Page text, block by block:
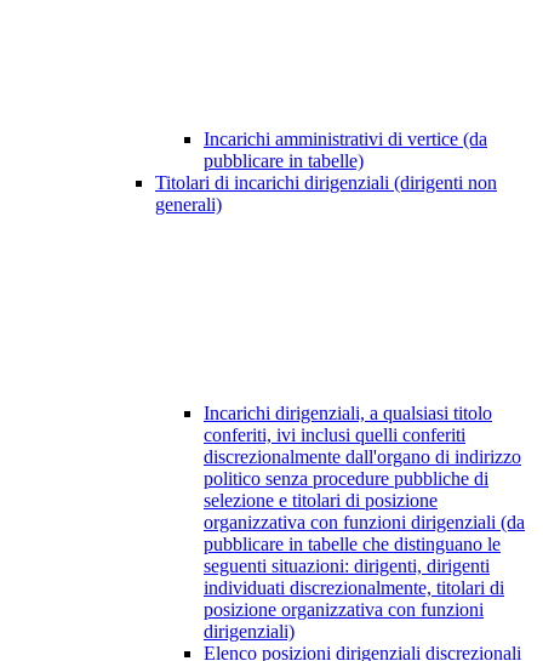
Incarichi amministrativi di vertice (da
pubblicare in tabelle)
Titolari di incarichi dirigenziali (dirigenti non
generali)
Incarichi dirigenziali, a qualsiasi titolo
conferiti, ivi inclusi quelli conferiti
discrezionalmente dall'organo di indirizzo
politico senza procedure pubbliche di
selezione e titolari di posizione
organizzativa con funzioni dirigenziali (da
pubblicare in tabelle che distinguano le
seguenti situazioni: dirigenti, dirigenti
individuati discrezionalmente, titolari di
posizione organizzativa con funzioni
dirigenziali)
Elenco posizioni dirigenziali discrezionali